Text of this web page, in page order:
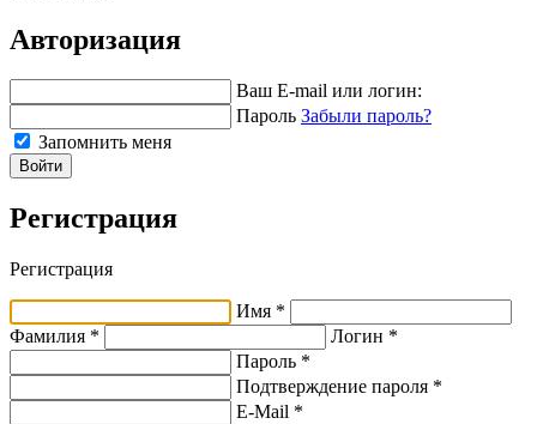
Авторизация
Ваш E-mail или логин:
Пароль Забыли пароль?
Запомнить меня
Войти
Регистрация
Регистрация
Имя *
Фамилия *
Логин *
Пароль *
Подтверждение пароля *
E-Mail *